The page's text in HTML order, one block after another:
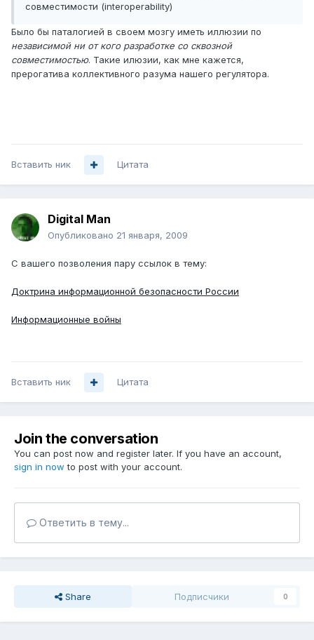
совместимости (interoperability)
Было бы паталогией в своем мозгу иметь иллюзии по
независимой ни от кого разработке со сквозной
совместимостью. Такие илюзии, как мне кажется,
прерогатива коллективного разума нашего регулятора.
Вставить ник Цитата
Digital Man
Опубликовано 21 января, 2009
С вашего позволения пару ссылок в тему:
Доктрина информационной безопасности России
Информационные войны
Вставить ник Цитата
Join the conversation
You can post now and register later. If you have an account,
sign in now to post with your account.
Ответить в тему...
Share Подписчики 0